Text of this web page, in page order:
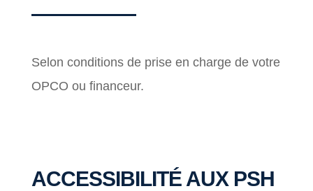
Selon conditions de prise en charge de votre
OPCO ou financeur.
ACCESSIBILITÉ AUX PSH